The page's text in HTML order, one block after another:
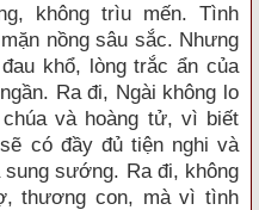
không trìu mến. Tình
nồng sâu sắc. Nhưng
khổ, lòng trắc ẩn của
Ra đi, Ngài không lo
và hoàng tử, vì biết
có đầy đủ tiện nghi và
sung sướng. Ra đi, không
thương con, mà vì tình